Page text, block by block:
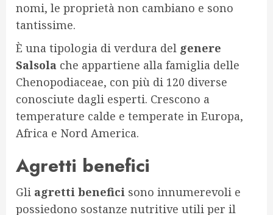
nomi, le proprietà non cambiano e sono
tantissime.
È una tipologia di verdura del genere
Salsola che appartiene alla famiglia delle
Chenopodiaceae, con più di 120 diverse
conosciute dagli esperti. Crescono a
temperature calde e temperate in Europa,
Africa e Nord America.
Agretti benefici
Gli agretti benefici sono innumerevoli e
possiedono sostanze nutritive utili per il